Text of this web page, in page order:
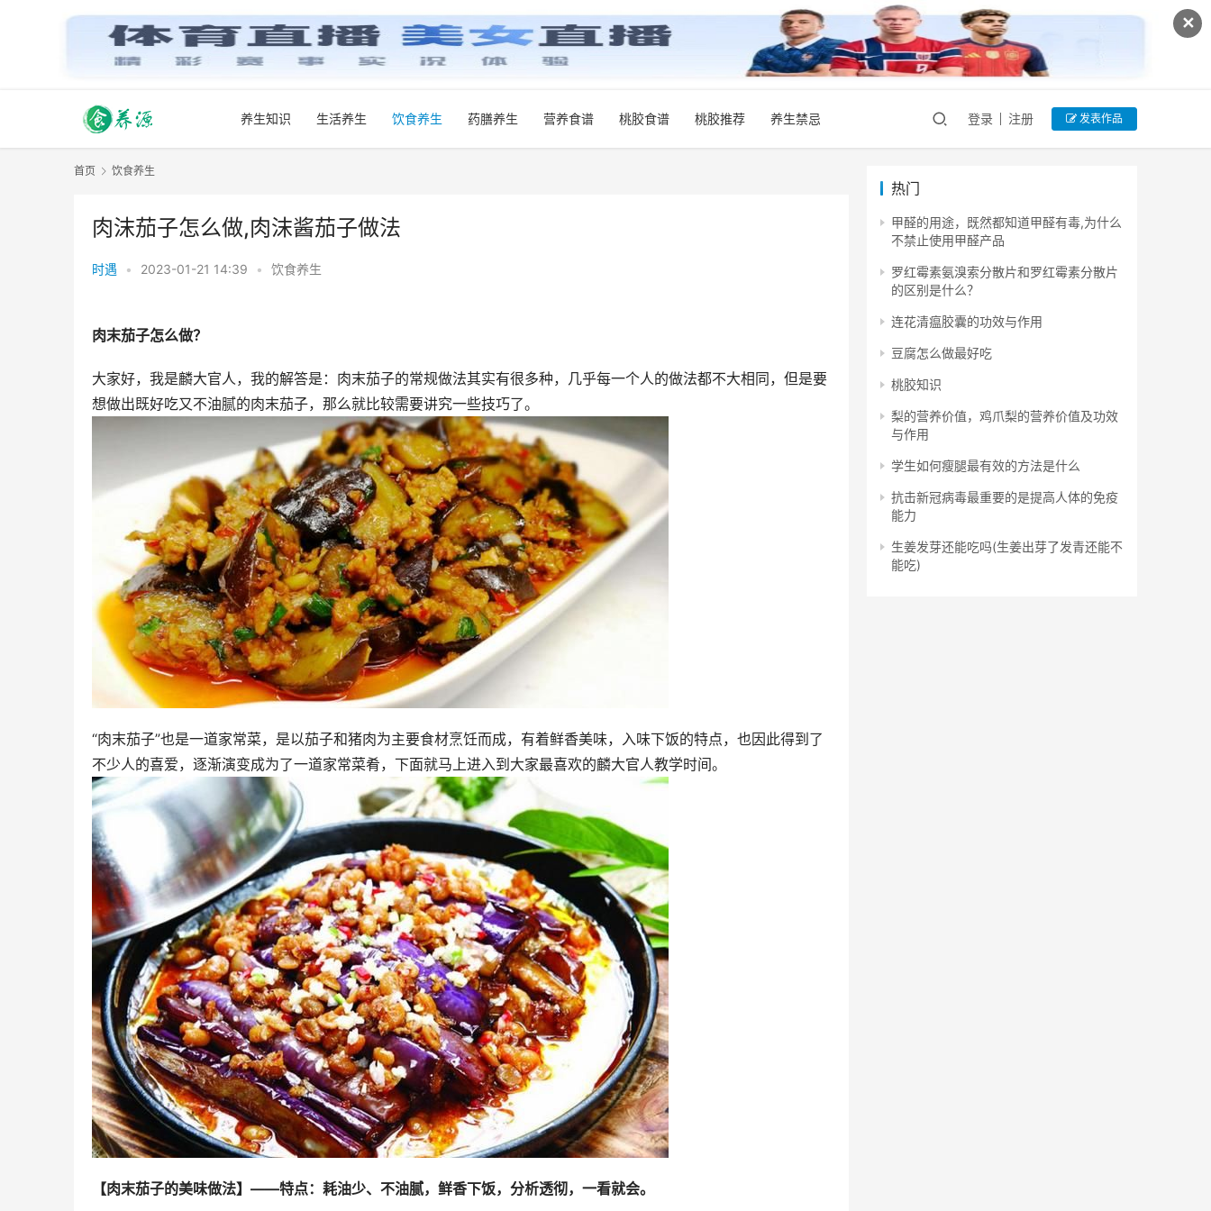
✕
养生知识 生活养生 饮食养生 药膳养生 营养食谱 桃胶食谱 桃胶推荐 养生禁忌 登录 注册 发表作品
首页 饮食养生
肉沫茄子怎么做,肉沫酱茄子做法
时遇 • 2023-01-21 14:39 • 饮食养生
肉末茄子怎么做？
大家好，我是麟大官人，我的解答是：肉末茄子的常规做法其实有很多种，几乎每一个人的做法都不大相同，但是要
想做出既好吃又不油腻的肉末茄子，那么就比较需要讲究一些技巧了。
“肉末茄子”也是一道家常菜，是以茄子和猪肉为主要食材烹饪而成，有着鲜香美味，入味下饭的特点，也因此得到了
不少人的喜爱，逐渐演变成为了一道家常菜肴，下面就马上进入到大家最喜欢的麟大官人教学时间。
【肉末茄子的美味做法】——特点：耗油少、不油腻，鲜香下饭，分析透彻，一看就会。
热门
甲醛的用途，既然都知道甲醛有毒,为什么
不禁止使用甲醛产品
罗红霉素氨溴索分散片和罗红霉素分散片
的区别是什么？
连花清瘟胶囊的功效与作用
豆腐怎么做最好吃
桃胶知识
梨的营养价值，鸡爪梨的营养价值及功效
与作用
学生如何瘦腿最有效的方法是什么
抗击新冠病毒最重要的是提高人体的免疫
能力
生姜发芽还能吃吗(生姜出芽了发青还能不
能吃)